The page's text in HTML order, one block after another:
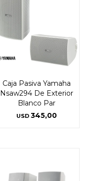
Caja Pasiva Yamaha
Nsaw294 De Exterior
Blanco Par
USD 345,00